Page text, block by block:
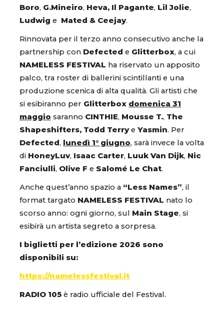
Boro, G.Mineiro, Heva, Il Pagante, Lil Jolie,
Ludwig e Mated & Ceejay.
Rinnovata per il terzo anno consecutivo anche la
partnership con Defected e Glitterbox, a cui
NAMELESS FESTIVAL ha riservato un apposito
palco, tra roster di ballerini scintillanti e una
produzione scenica di alta qualità. Gli artisti che
si esibiranno per Glitterbox domenica 31
maggio saranno CINTHIE, Mousse T., The
Shapeshifters, Todd Terrye Yasmin. Per
Defected, lunedì 1° giugno, sarà invece la volta
di HoneyLuv, Isaac Carter, Luuk Van Dijk, Nic
Fanciulli, Olive F e Salomé Le Chat.
Anche quest’anno spazio a “Less Names”, il
format targato NAMELESS FESTIVAL nato lo
scorso anno: ogni giorno, sul Main Stage, si
esibirà un artista segreto a sorpresa.
I biglietti per l’edizione 2026 sono
disponibili su:
https://namelessfestival.it
RADIO 105 è radio ufficiale del Festival.